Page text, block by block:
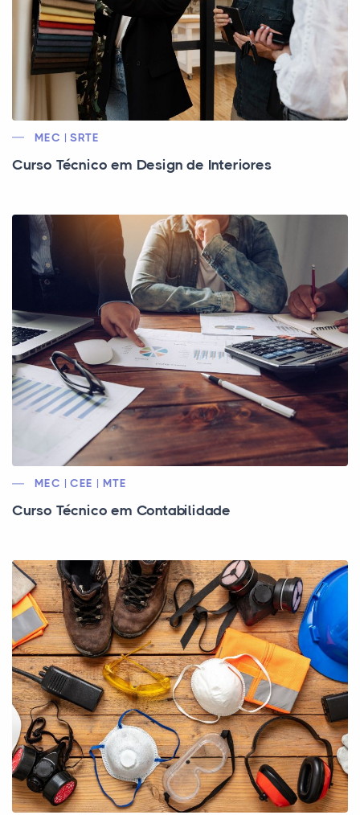
MEC | SRTE
Curso Técnico em Design de Interiores
MEC | CEE | MTE
Curso Técnico em Contabilidade